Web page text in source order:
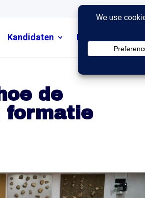
Kandidaten Nieuws
de
formatie